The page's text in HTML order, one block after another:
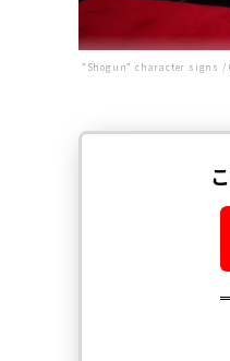
"Shogun" character signs /